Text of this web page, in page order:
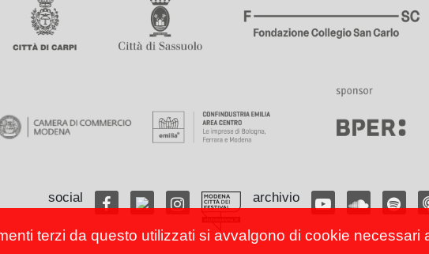
social archivio
terzi da questo utilizzati si avvalgono di cookie